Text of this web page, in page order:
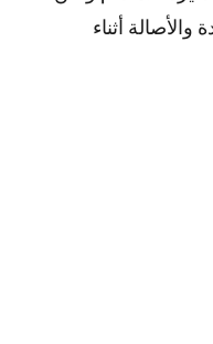
والأصالة أثناء